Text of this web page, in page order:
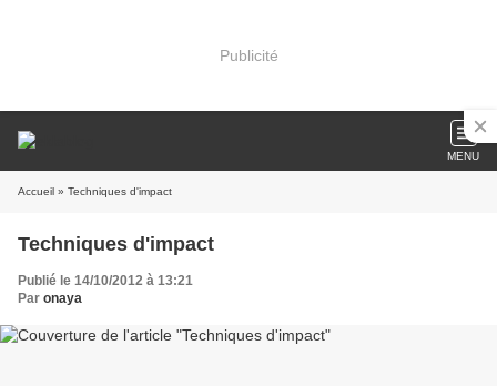
Publicité
MENU
Accueil » Techniques d'impact
Techniques d'impact
Publié le 14/10/2012 à 13:21
Par onaya